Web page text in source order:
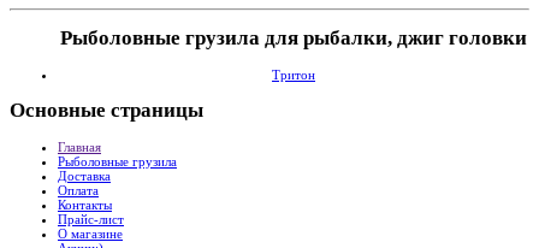
Рыболовные грузила для рыбалки, джиг головки
Тритон
Основные страницы
Главная
Рыболовные грузила
Доставка
Оплата
Контакты
Прайс-лист
О магазине